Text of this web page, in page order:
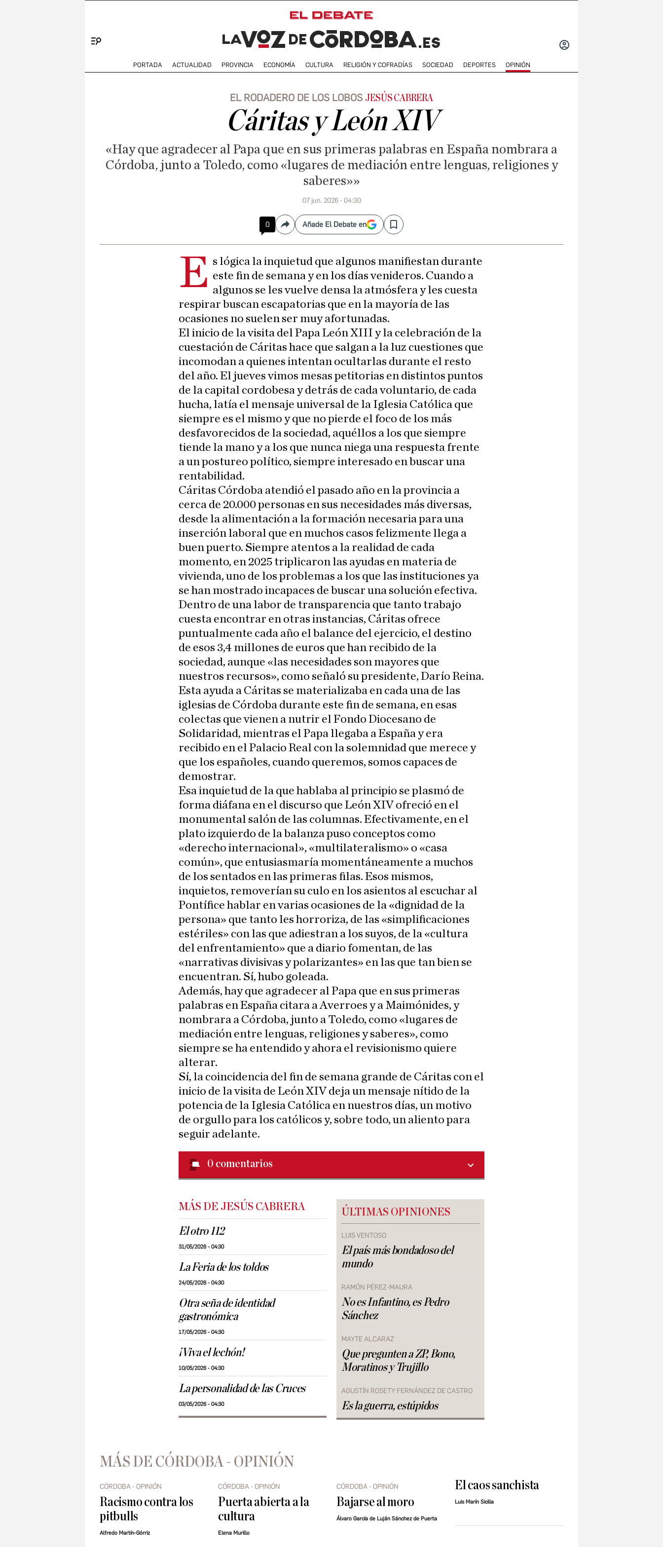
PORTADA ACTUALIDAD PROVINCIA ECONOMÍA CULTURA RELIGIÓN Y COFRADÍAS SOCIEDAD DEPORTES OPINIÓN
EL RODADERO DE LOS LOBOS JESÚS CABRERA
Cáritas y León XIV
«Hay que agradecer al Papa que en sus primeras palabras en España nombrara a
Córdoba, junto a Toledo, como «lugares de mediación entre lenguas, religiones y
saberes»»
07 jun. 2026 - 04:30
0 CompartirAñade El Debate en Save
E s lógica la inquietud que algunos manifiestan durante
este fin de semana y en los días venideros. Cuando a
algunos se les vuelve densa la atmósfera y les cuesta
respirar buscan escapatorias que en la mayoría de las
ocasiones no suelen ser muy afortunadas.
El inicio de la visita del Papa León XIII y la celebración de la
cuestación de Cáritas hace que salgan a la luz cuestiones que
incomodan a quienes intentan ocultarlas durante el resto
del año. El jueves vimos mesas petitorias en distintos puntos
de la capital cordobesa y detrás de cada voluntario, de cada
hucha, latía el mensaje universal de la Iglesia Católica que
siempre es el mismo y que no pierde el foco de los más
desfavorecidos de la sociedad, aquéllos a los que siempre
tiende la mano y a los que nunca niega una respuesta frente
a un postureo político, siempre interesado en buscar una
rentabilidad.
Cáritas Córdoba atendió el pasado año en la provincia a
cerca de 20.000 personas en sus necesidades más diversas,
desde la alimentación a la formación necesaria para una
inserción laboral que en muchos casos felizmente llega a
buen puerto. Siempre atentos a la realidad de cada
momento, en 2025 triplicaron las ayudas en materia de
vivienda, uno de los problemas a los que las instituciones ya
se han mostrado incapaces de buscar una solución efectiva.
Dentro de una labor de transparencia que tanto trabajo
cuesta encontrar en otras instancias, Cáritas ofrece
puntualmente cada año el balance del ejercicio, el destino
de esos 3,4 millones de euros que han recibido de la
sociedad, aunque «las necesidades son mayores que
nuestros recursos», como señaló su presidente, Darío Reina.
Esta ayuda a Cáritas se materializaba en cada una de las
iglesias de Córdoba durante este fin de semana, en esas
colectas que vienen a nutrir el Fondo Diocesano de
Solidaridad, mientras el Papa llegaba a España y era
recibido en el Palacio Real con la solemnidad que merece y
que los españoles, cuando queremos, somos capaces de
demostrar.
Esa inquietud de la que hablaba al principio se plasmó de
forma diáfana en el discurso que León XIV ofreció en el
monumental salón de las columnas. Efectivamente, en el
plato izquierdo de la balanza puso conceptos como
«derecho internacional», «multilateralismo» o «casa
común», que entusiasmaría momentáneamente a muchos
de los sentados en las primeras filas. Esos mismos,
inquietos, removerían su culo en los asientos al escuchar al
Pontífice hablar en varias ocasiones de la «dignidad de la
persona» que tanto les horroriza, de las «simplificaciones
estériles» con las que adiestran a los suyos, de la «cultura
del enfrentamiento» que a diario fomentan, de las
«narrativas divisivas y polarizantes» en las que tan bien se
encuentran. Sí, hubo goleada.
Además, hay que agradecer al Papa que en sus primeras
palabras en España citara a Averroes y a Maimónides, y
nombrara a Córdoba, junto a Toledo, como «lugares de
mediación entre lenguas, religiones y saberes», como
siempre se ha entendido y ahora el revisionismo quiere
alterar.
Sí, la coincidencia del fin de semana grande de Cáritas con el
inicio de la visita de León XIV deja un mensaje nítido de la
potencia de la Iglesia Católica en nuestros días, un motivo
de orgullo para los católicos y, sobre todo, un aliento para
seguir adelante.
0 comentarios
MÁS DE JESÚS CABRERA
El otro 112
31/05/2026 - 04:30
La Feria de los toldos
24/05/2026 - 04:30
Otra seña de identidad
gastronómica
17/05/2026 - 04:30
¡Viva el lechón!
10/05/2026 - 04:30
La personalidad de las Cruces
03/05/2026 - 04:30
ÚLTIMAS OPINIONES
LUIS VENTOSO
El país más bondadoso del
mundo
RAMÓN PÉREZ-MAURA
No es Infantino, es Pedro
Sánchez
MAYTE ALCARAZ
Que pregunten a ZP, Bono,
Moratinos y Trujillo
AGUSTÍN ROSETY FERNÁNDEZ DE CASTRO
Es la guerra, estúpidos
MÁS DE CÓRDOBA - OPINIÓN
CÓRDOBA - OPINIÓN
Racismo contra los
pitbulls
Alfredo Martín-Górriz
CÓRDOBA - OPINIÓN
Puerta abierta a la
cultura
Elena Murillo
CÓRDOBA - OPINIÓN
Bajarse al moro
Álvaro García de Luján Sánchez de Puerta
El caos sanchista
Luis Marín Sicilia